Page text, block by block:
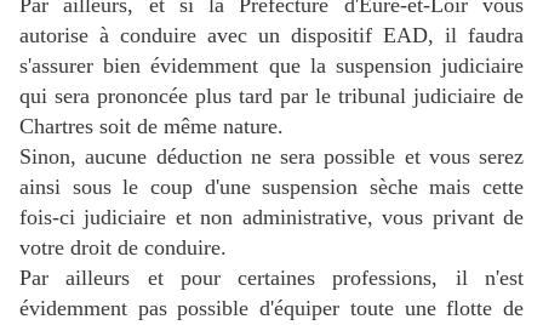
Par ailleurs, et si la Préfecture d'Eure-et-Loirvous
autorise à conduire avec un dispositif EAD, il faudra
s'assurer bien évidemment que la suspension judiciaire
qui sera prononcée plus tard par le tribunal judiciaire de
Chartres soit de même nature.
Sinon, aucune déduction ne sera possible et vous serez
ainsi sous le coup d'une suspension sèche mais cette
fois-ci judiciaire et non administrative, vous privant de
votre droit de conduire.
Par ailleurs et pour certaines professions, il n'est
évidemment pas possible d'équiper toute une flotte de